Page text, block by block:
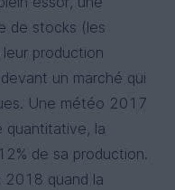
de stocks (les
production
un marché qui
Une météo 2017
quantitative, la
de sa production.
2018 quand la